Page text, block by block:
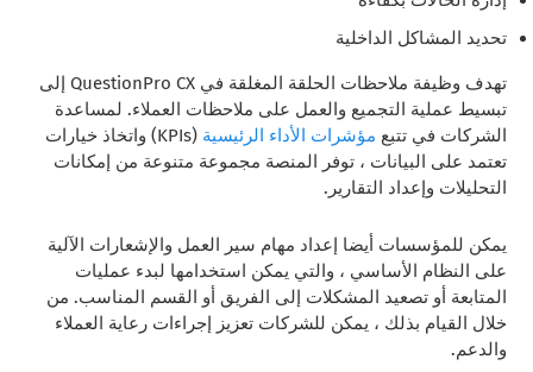
تحديد المشاكل الداخلية
تهدف وظيفة ملاحظات الحلقة المغلقة في QuestionPro CX إلى
تبسيط عملية التجميع والعمل على ملاحظات العملاء. لمساعدة
الشركات في تتبع مؤشرات الأداء الرئيسية
(KPIs) واتخاذ خيارات
تعتمد على البيانات ، توفر المنصة مجموعة متنوعة من إمكانات
التحليلات وإعداد التقارير.
يمكن للمؤسسات أيضا إعداد مهام سير العمل والإشعارات الآلية
على النظام الأساسي ، والتي يمكن استخدامها لبدء عمليات
المتابعة أو تصعيد المشكلات إلى الفريق أو القسم المناسب. من
خلال القيام بذلك ، يمكن للشركات تعزيز إجراءات رعاية العملاء
والدعم.